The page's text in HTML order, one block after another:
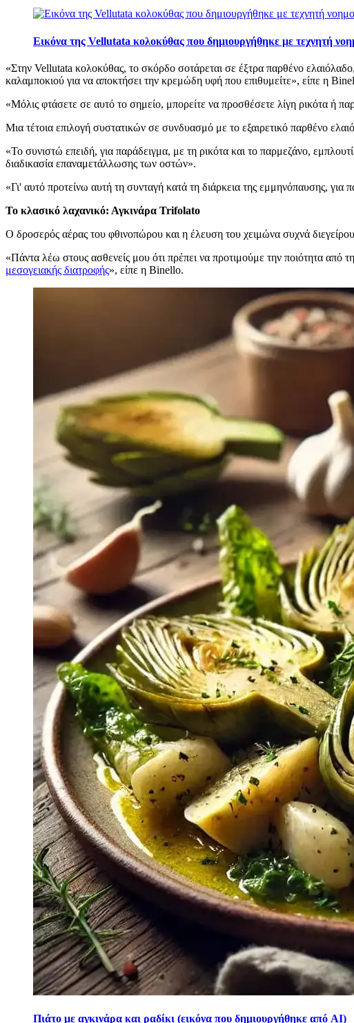
Εικόνα της Vellutata κολοκύθας που δημιουργήθηκε με τεχνητή
«Στην Vellutata κολοκύθας, το σκόρδο σοτάρεται σε έξτρα παρθένο
καλαμποκιού για να αποκτήσει την κρεμώδη υφή που επιθυμείτε», είπε η
«Μόλις φτάσετε σε αυτό το σημείο, μπορείτε να προσθέσετε λίγη ρικότα ή
Μια τέτοια επιλογή συστατικών σε συνδυασμό με το εξαιρετικό παρθένο
«Το συνιστώ επειδή, για παράδειγμα, με τη ρικότα και το παρμεζάνο,
διαδικασία επαναμετάλλωσης των οστών».
«Γι' αυτό προτείνω αυτή τη συνταγή κατά τη διάρκεια της εμμηνόπαυσης, για
Το κλασικό λαχανικό: Αγκινάρα Trifolato
Ο δροσερός αέρας του φθινοπώρου και η έλευση του χειμώνα συχνά
«Πάντα λέω στους ασθενείς μου ότι πρέπει να προτιμούμε την ποιότητα από
μεσογειακής διατροφής», είπε η Binello.
Πιάτο με αγκινάρα και ραδίκι (εικόνα που δημιουργήθηκε από AI)